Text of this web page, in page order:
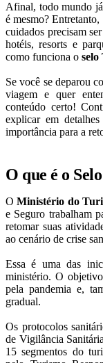
Afinal, todo mundo
é mesmo?
cuidados precisam
hotéis, resorts e
como funciona o selo
Se você se deparou
viagem e quer
conteúdo certo!
explicar em
importância para a
O que é o
OMinistério do
e Seguro trabalham
retomar suas
ao cenário de crise
Essa é uma das
ministério. O
pela pandemia e,
gradual.
Os protocolos
de Vigilância
15 segmentos do